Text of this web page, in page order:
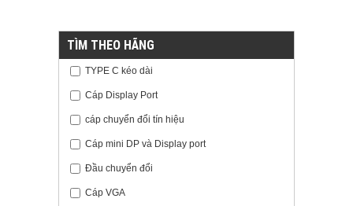
TÌM THEO HÃNG
TYPE C kéo dài
Cáp Display Port
cáp chuyển đổi tín hiệu
Cáp mini DP và Display port
Đầu chuyển đổi
Cáp VGA